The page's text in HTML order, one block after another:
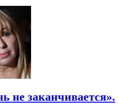
не заканчивается».